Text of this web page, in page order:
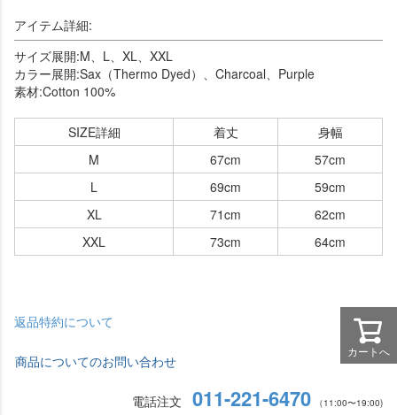
アイテム詳細:
サイズ展開:M、L、XL、XXL
カラー展開:Sax（Thermo Dyed）、Charcoal、Purple
素材:Cotton 100%
SIZE詳細 着丈
身幅
M
67cm
57cm
L
69cm
59cm
XL
71cm
62cm
XXL
73cm 64cm
返品特約について
商品についてのお問い合わせ
電話注文 011-221-6470 （11:00〜19:00)
カートへ